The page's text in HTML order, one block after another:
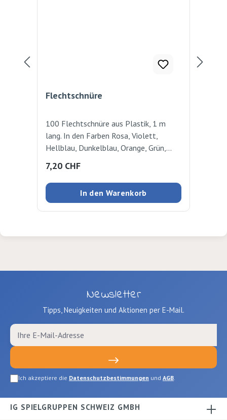
Flechtschnüre
100 Flechtschnüre aus Plastik, 1 m
lang. In den Farben Rosa, Violett,
Hellblau, Dunkelblau, Orange, Grün,
Regulärer Preis:
7,20 CHF
In den Warenkorb
Newsletter
Tipps, Neuigkeiten und Aktionen per E-Mail.
Ich akzeptiere die Datenschutzbestimmungen und AGB.
IG SPIELGRUPPEN SCHWEIZ GMBH